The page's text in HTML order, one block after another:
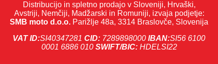
Distribucijo in spletno prodajo v Sloveniji, Hrvaški,
Avstriji, Nemčiji, Madžarski in Romuniji, izvaja podjetje:
SMB moto d.o.o. Parižlje 48a, 3314 Braslovče, Slovenija
VAT ID:SI40347281 CID: 7289898000 IBAN:SI56 6100
0001 6886 010 SWIFT/BIC:HDELSI22